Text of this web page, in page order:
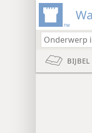
BIJBEL